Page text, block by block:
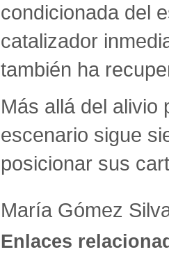
condicionada del
catalizador
también ha
Más allá del alivio
escenario sigue
posicionar sus
María Gómez
Enlaces